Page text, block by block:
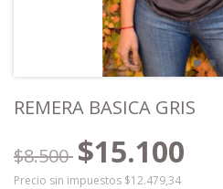
REMERA BASICA GRIS
$8.500 $15.100
Precio sin impuestos $12.479,34